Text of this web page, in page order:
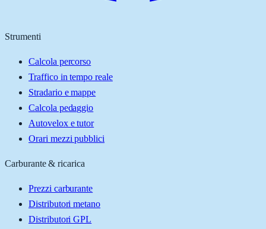
Strumenti
Calcola percorso
Traffico in tempo reale
Stradario e mappe
Calcola pedaggio
Autovelox e tutor
Orari mezzi pubblici
Carburante & ricarica
Prezzi carburante
Distributori metano
Distributori GPL